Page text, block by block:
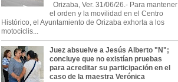
Orizaba, Ver. 31/06/26.- Para mantener
el orden y la movilidad en el Centro
Histórico, el Ayuntamiento de Orizaba exhorta a los
motociclis...
Juez absuelve a Jesús Alberto "N";
concluye que no existían pruebas
para acreditar su participación en el
caso de la maestra Verónica